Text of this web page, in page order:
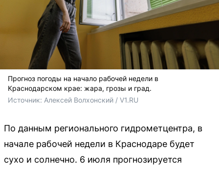
Прогноз погоды на начало рабочей недели в
Краснодарском крае: жара, грозы и град.
Источник: Алексей Волхонский / V1.RU
По данным регионального гидрометцентра, в
начале рабочей недели в Краснодаре будет
сухо и солнечно. 6 июля прогнозируется